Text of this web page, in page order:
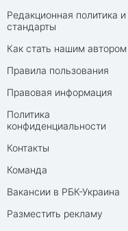
Редакционная политика и
стандарты
Как стать нашим автором
Правила пользования
Правовая информация
Политика
конфиденциальности
Контакты
Команда
Вакансии в РБК-Украина
Разместить рекламу